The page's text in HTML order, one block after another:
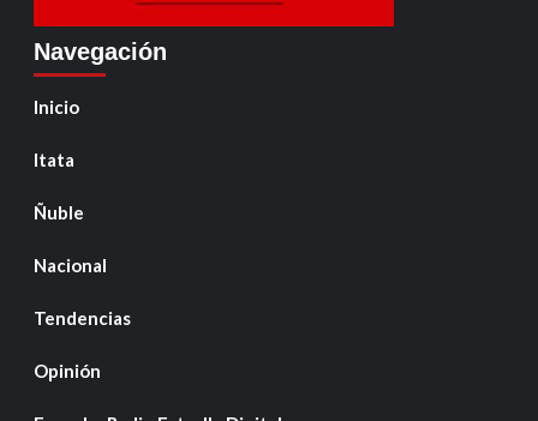
Navegación
Inicio
Itata
Ñuble
Nacional
Tendencias
Opinión